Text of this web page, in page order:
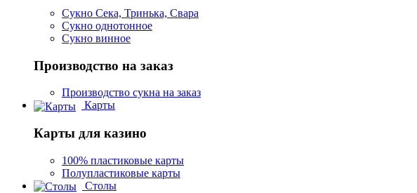
Сукно Сека, Тринька, Свара
Сукно однотонное
Сукно винное
Производство на заказ
Производство сукна на заказ
Карты
Карты для казино
100% пластиковые карты
Полупластиковые карты
Столы